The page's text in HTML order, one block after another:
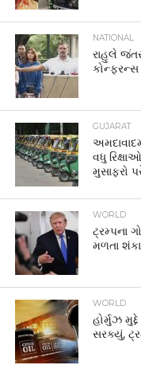
NATIONAL
રાહુલે
કોન્ફરન્સ
GUJARAT
વધુ
મુસાફરો
WORLD
ટ્રમ્પના
મળતા
WORLD
હોર્મુઝ
સરક્યું,